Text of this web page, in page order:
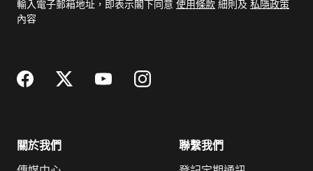
郵
輸入電子郵箱地址，即表示閣下同意 使用條款 細則及 私隱政策
內容
關於我們 聯繫我們